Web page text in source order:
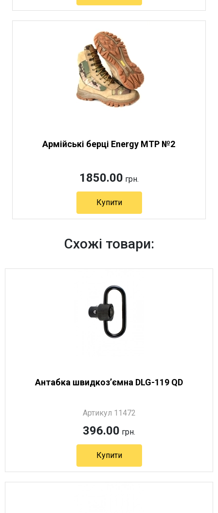
Армійські берці Energy MTP №2
1850.00 грн.
Купити
Схожі товари:
Антабка швидкозʼємна DLG-119 QD
Артикул 11472
396.00 грн.
Купити